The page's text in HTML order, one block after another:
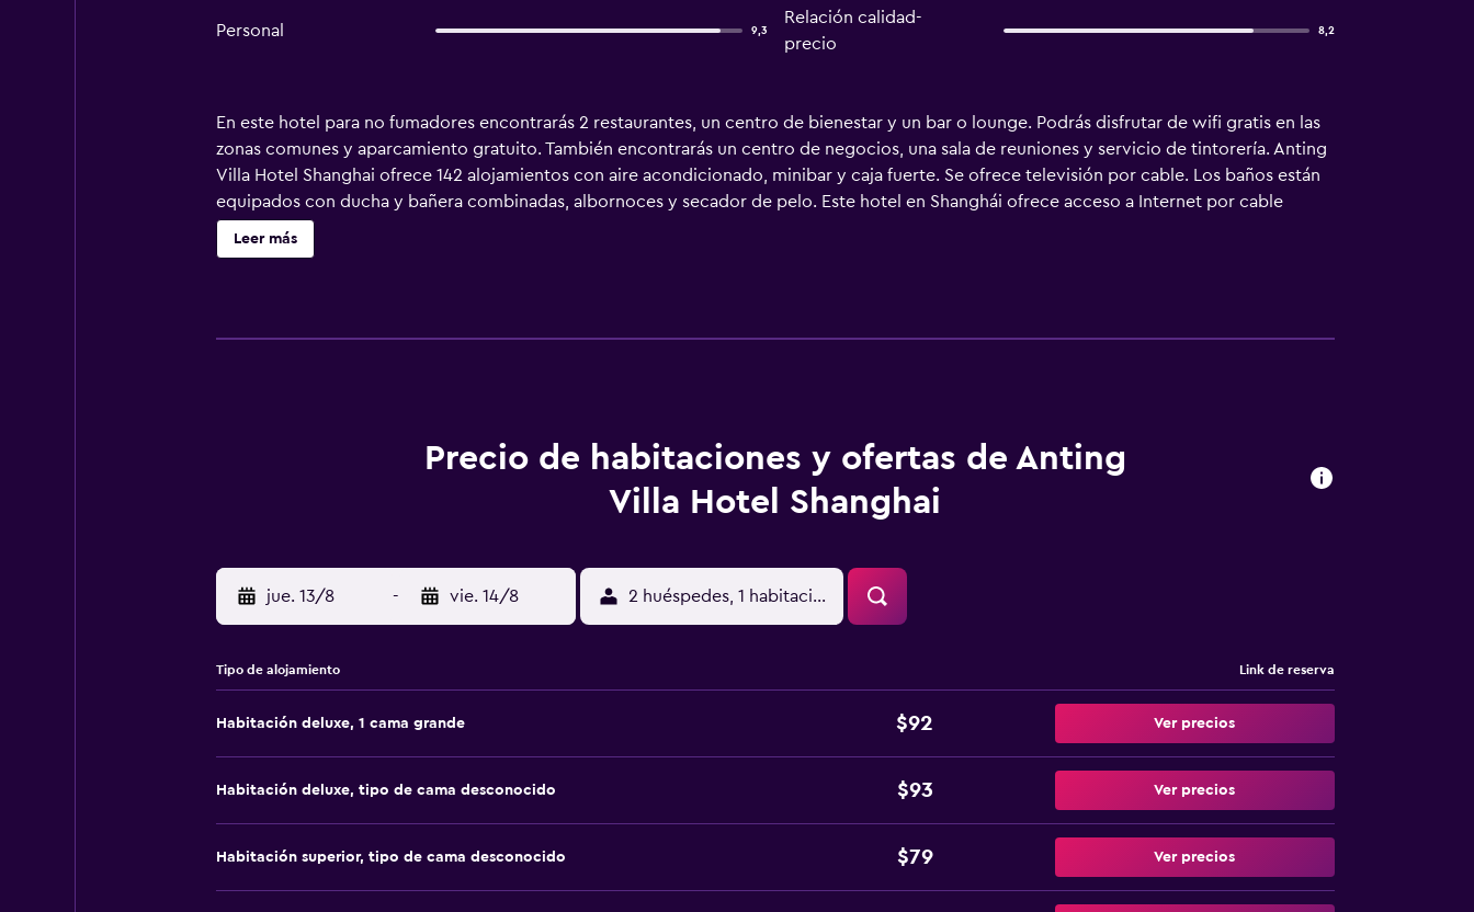
Personal 9,3
Relación calidad-
precio
8,2
En este hotel para no fumadores encontrarás 2 restaurantes, un centro de bienestar y un bar o lounge. Podrás disfrutar de wifi gratis en las
zonas comunes y aparcamiento gratuito. También encontrarás un centro de negocios, una sala de reuniones y servicio de tintorería. Anting
Villa Hotel Shanghai ofrece 142 alojamientos con aire acondicionado, minibar y caja fuerte. Se ofrece televisión por cable. Los baños están
equipados con ducha y bañera combinadas, albornoces y secador de pelo. Este hotel en Shanghái ofrece acceso a Internet por cable
gratuito. Entre las comodidades especialmente pensadas para las personas en viaje de negocios se incluyen escritorio, periódicos gratuitos
y teléfono. Se ofrece servicio nocturno de descubierta y servicio de limpieza todos los días. Los servicios de ocio y esparcimiento en este
Leer más
Precio de habitaciones y ofertas de Anting
Villa Hotel Shanghai
jue. 13/8 - vie. 14/8 2 huéspedes, 1 habitación
Tipo de alojamiento Link de reserva
Habitación deluxe, 1 cama grande $92 Ver precios
Habitación deluxe, tipo de cama desconocido $93 Ver precios
Habitación superior, tipo de cama desconocido $79 Ver precios